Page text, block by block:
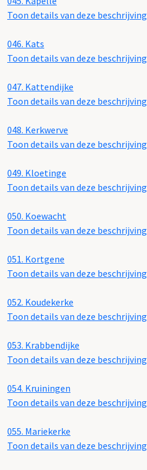
Toon details van deze beschrijving
046. Kats
Toon details van deze beschrijving
047. Kattendijke
Toon details van deze beschrijving
048. Kerkwerve
Toon details van deze beschrijving
049. Kloetinge
Toon details van deze beschrijving
050. Koewacht
Toon details van deze beschrijving
051. Kortgene
Toon details van deze beschrijving
052. Koudekerke
Toon details van deze beschrijving
053. Krabbendijke
Toon details van deze beschrijving
054. Kruiningen
Toon details van deze beschrijving
055. Mariekerke
Toon details van deze beschrijving